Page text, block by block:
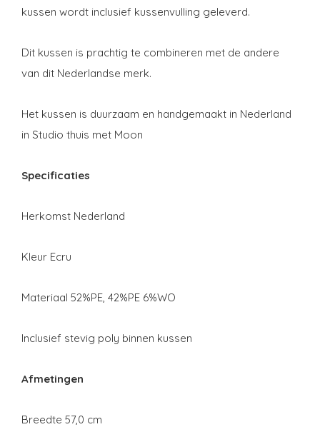
kussen wordt inclusief kussenvulling geleverd.
Dit kussen is prachtig te combineren met de andere
van dit Nederlandse merk.
Het kussen is duurzaam en handgemaakt in Nederland
in Studio thuis met Moon
Specificaties
Herkomst Nederland
Kleur Ecru
Materiaal 52%PE, 42%PE 6%WO
Inclusief stevig poly binnen kussen
Afmetingen
Breedte 57,0 cm